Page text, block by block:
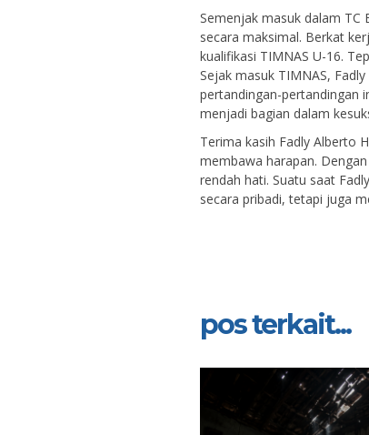
Semenjak masuk dalam TC
secara maksimal. Berkat
kualifikasi TIMNAS U-16.
Sejak masuk TIMNAS,
pertandingan-pertandingan
menjadi bagian dalam
Terima kasih Fadly Alberto
membawa harapan.
rendah hati. Suatu saat
secara pribadi, tetapi juga
pos terkait...